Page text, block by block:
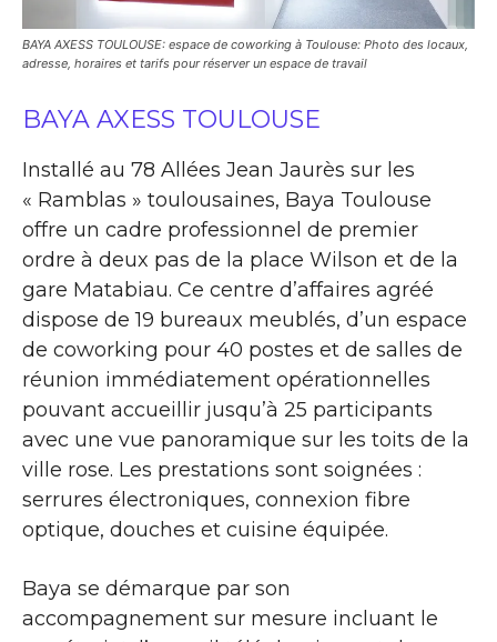
BAYA AXESS TOULOUSE: espace de coworking à Toulouse: Photo des locaux,
adresse, horaires et tarifs pour réserver un espace de travail
BAYA AXESS TOULOUSE
Installé au 78 Allées Jean Jaurès sur les
« Ramblas » toulousaines, Baya Toulouse
offre un cadre professionnel de premier
ordre à deux pas de la place Wilson et de la
gare Matabiau. Ce centre d’affaires agréé
dispose de 19 bureaux meublés, d’un espace
de coworking pour 40 postes et de salles de
réunion immédiatement opérationnelles
pouvant accueillir jusqu’à 25 participants
avec une vue panoramique sur les toits de la
ville rose. Les prestations sont soignées :
serrures électroniques, connexion fibre
optique, douches et cuisine équipée.
Baya se démarque par son
accompagnement sur mesure incluant le